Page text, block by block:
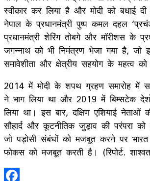
स्वीकार कर लिया है और मोदी को बधाई
नेपाल के प्रधानमंत्री पुष्प कमल दहल
प्रधानमंत्री शेरिंग तोबगे और मॉरीशस के
जगन्नाथ को भी निमंत्रण भेजा गया है,
समावेशीता और क्षेत्रीय सहयोग के महत्व को
2014 में मोदी के शपथ ग्रहण समारोह में
ने भाग लिया था और 2019 में बिम्सटेक
लिया था। इस बार, दक्षिण एशियाई नेताओं
सौहार्द और कूटनीतिक जुड़ाव की परंपरा
जो पड़ोसी संबंधों को मजबूत करने पर
फोकस को मजबूत करती है। (रिपोर्ट. शाश्वत